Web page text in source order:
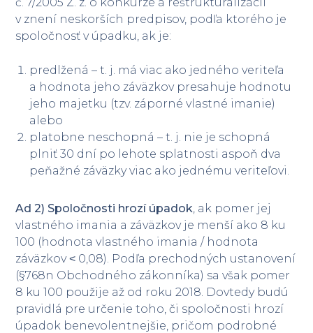
v znení neskorších predpisov, podľa ktorého je
spoločnosť v úpadku, ak je:
predlžená – t. j. má viac ako jedného veriteľa
a hodnota jeho záväzkov presahuje hodnotu
jeho majetku (tzv. záporné vlastné imanie)
alebo
platobne neschopná – t. j. nie je schopná
plniť 30 dní po lehote splatnosti aspoň dva
peňažné záväzky viac ako jednému veriteľovi.
Ad 2) Spoločnosti hrozí úpadok, ak pomer jej
vlastného imania a záväzkov je menší ako 8 ku
100 (hodnota vlastného imania / hodnota
záväzkov ˂ 0,08). Podľa prechodných ustanovení
(§768n Obchodného zákonníka) sa však pomer
8 ku 100 použije až od roku 2018. Dovtedy budú
pravidlá pre určenie toho, či spoločnosti hrozí
úpadok benevolentnejšie, pričom podrobné